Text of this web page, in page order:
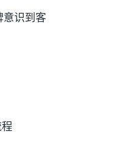
意识到客